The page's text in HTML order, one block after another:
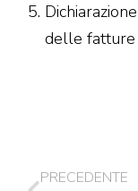
delle fatture
PRECEDENTE